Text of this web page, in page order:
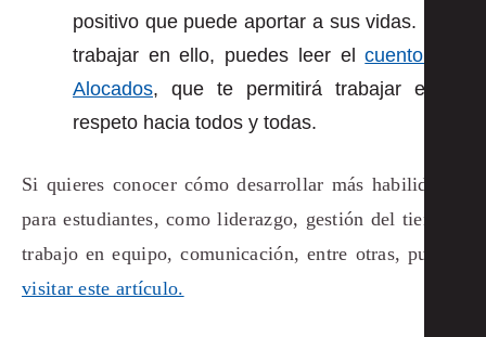
positivo que puede aportar a sus vidas. Para
trabajar en ello, puedes leer elcuento Los
Alocados, que te permitirá trabajar en el
respeto hacia todos y todas.
Si quieres conocer cómo desarrollar más habilidades
para estudiantes, como liderazgo, gestión del tiempo,
trabajo en equipo, comunicación, entre otras, puedes
visitar este artículo.